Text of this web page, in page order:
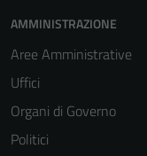
AMMINISTRAZIONE
Aree Amministrative
Uffici
Organi di Governo
Politici